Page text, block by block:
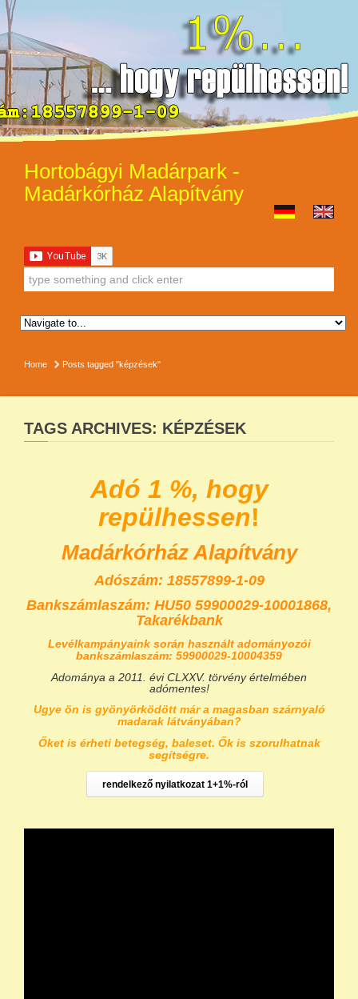
Hortobágyi Madárpark -
Madárkórház Alapítvány
Home Posts tagged "képzések"
TAGS ARCHIVES: KÉPZÉSEK
Adó 1 %, hogy
repülhessen!
Madárkórház Alapítvány
Adószám: 18557899-1-09
Bankszámlaszám: HU50 59900029-10001868,
Takarékbank
Levélkampányaink során használt adományozói
bankszámlaszám: 59900029-10004359
Adománya a 2011. évi CLXXV. törvény értelmében
adómentes!
Ugye ön is gyönyörködött már a magasban szárnyaló
madarak látványában?
Őket is érheti betegség, baleset. Ők is szorulhatnak
segítségre.
rendelkező nyilatkozat 1+1%-ról